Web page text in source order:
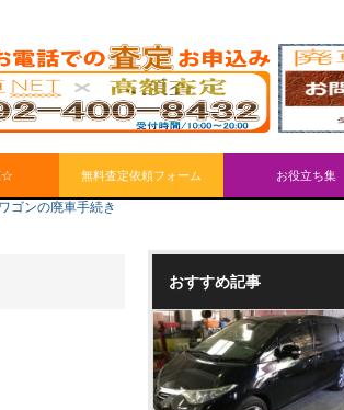
☆ 無料査定依頼フォーム お役立ち集
ゴンの廃車手続き
おすすめ記事